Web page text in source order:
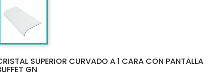
SUPERIOR CURVADO A 1 CARA CON PANTALLA
GN